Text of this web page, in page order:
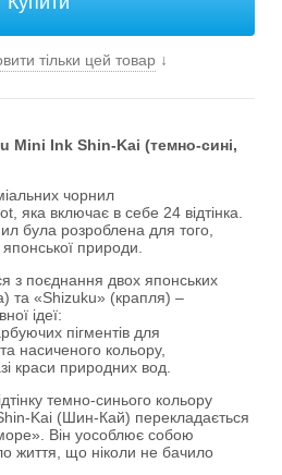
тільки цей товар↓
Mini Ink Shin-Kai (темно-сині,
чорнил
яка включає в себе 24 відтінка.
була розроблена для того,
природи.
з поєднання двох японських
та «Shizuku» (крапля) –
ідеї:
пігментів для
насиченого кольору,
краси природних вод.
темно-синього кольору
Kai (Шин-Кай) перекладається
Він уособлює собою
життя, що ніколи не бачило